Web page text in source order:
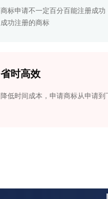
商标申请不一定百分百能注册成
成功注册的商标
省时高效
降低时间成本，申请商标从申请